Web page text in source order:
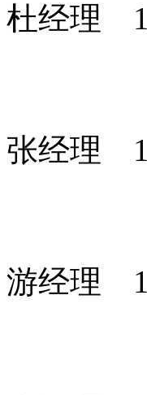
杜经理
张经理
游经理